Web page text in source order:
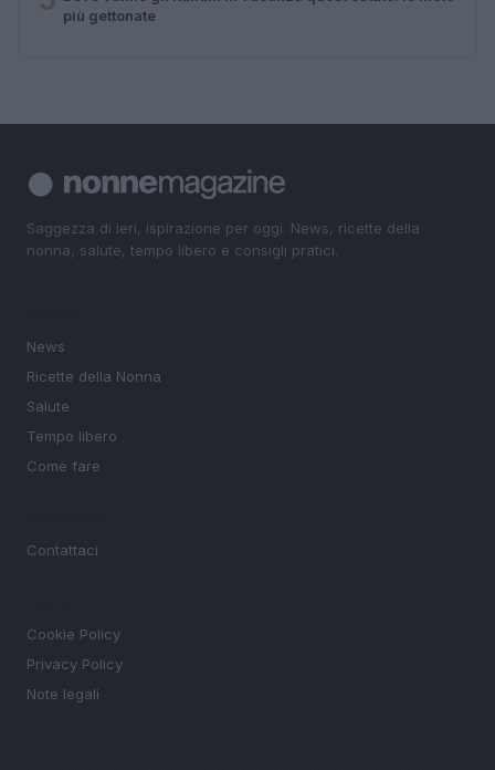
più gettonate
Saggezza di ieri, ispirazione per oggi. News, ricette della
nonna, salute, tempo libero e consigli pratici.
News
Ricette della Nonna
Salute
Tempo libero
Come fare
Contattaci
Cookie Policy
Privacy Policy
Note legali